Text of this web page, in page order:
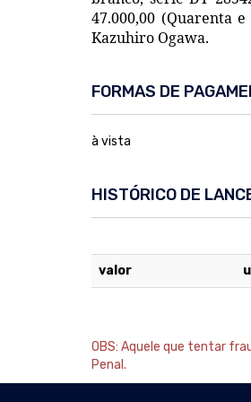
47.000,00 (Quarenta
Kazuhiro Ogawa.
FORMAS DE
à vista
HISTÓRICO DE
valor
OBS: Aquele que tentar
Penal.